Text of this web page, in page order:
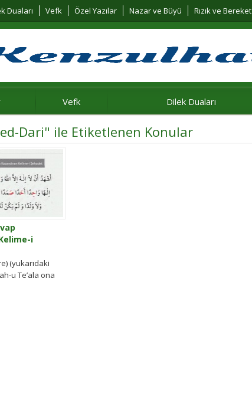
Duaları Vefk Özel Yazılar Nazar ve Büyü Rızık ve Bereket
Vefk Dilek Duaları
Dari" ile Etiketlenen Konular
i
(yukarıdaki
u Te’ala ona